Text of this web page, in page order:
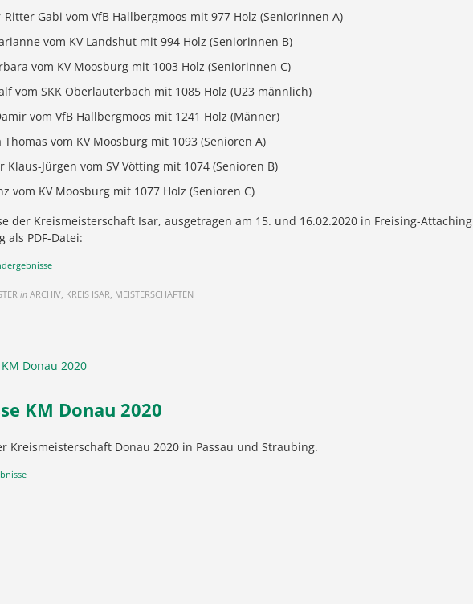
Ritter Gabi vom VfB Hallbergmoos mit 977 Holz (Seniorinnen A)
vom KV Landshut mit 994 Holz (Seniorinnen B)
vom KV Moosburg mit 1003 Holz (Seniorinnen C)
vom SKK Oberlauterbach mit 1085 Holz (U23 männlich)
vom VfB Hallbergmoos mit 1241 Holz (Männer)
Thomas vom KV Moosburg mit 1093 (Senioren A)
Klaus-Jürgen vom SV Vötting mit 1074 (Senioren B)
vom KV Moosburg mit 1077 Holz (Senioren C)
der Kreismeisterschaft Isar, ausgetragen am 15. und 16.02.2020 in Freising-Attaching
als PDF-Datei:
in ARCHIV, KREIS ISAR, MEISTERSCHAFTEN
KM Donau 2020
Kreismeisterschaft Donau 2020 in Passau und Straubing.